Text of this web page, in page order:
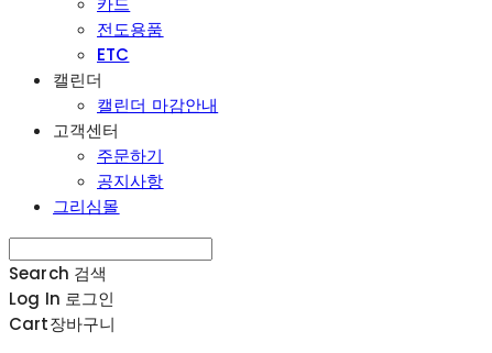
전도용품
ETC
캘린더
캘린더 마감안내
고객센터
주문하기
공지사항
그리심몰
Search 검색
Log In 로그인
Cart장바구니